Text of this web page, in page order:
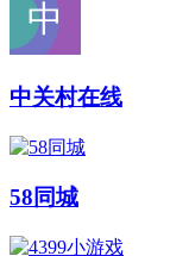
中关村在线
58同城